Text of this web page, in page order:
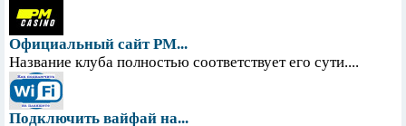
Официальный сайт PM...
Название клуба полностью соответствует его сути....
Подключить вайфай на...